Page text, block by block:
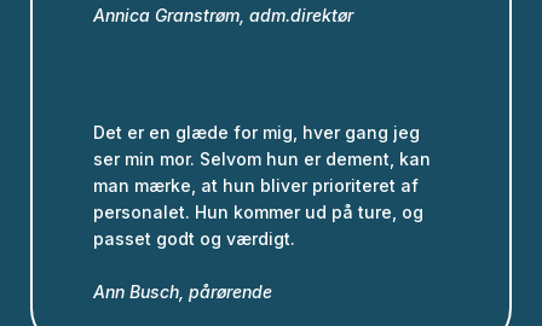
Annica Granstrøm, adm.direktør
Det er en glæde for mig, hver gang jeg
ser min mor. Selvom hun er dement, kan
man mærke, at hun bliver prioriteret af
personalet. Hun kommer ud på ture, og
passet godt og værdigt.
Ann Busch, pårørende